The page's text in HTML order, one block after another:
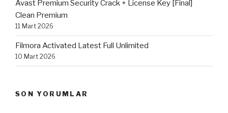
Avast Premium Security Crack + License Key [Final]
Clean Premium
11 Mart 2026
Filmora Activated Latest Full Unlimited
10 Mart 2026
SON YORUMLAR